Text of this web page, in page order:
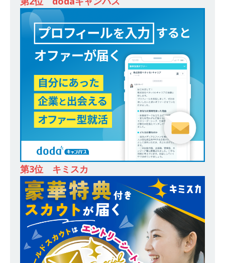
イシル
体育会積極採用企業
[ 2026年5月13日 ] 【 28卒 ｜ トップ企業内定の
登竜門!! 満足度98％のインターン 】 東京勤務・
転勤なし ｜ 文系IT未経験でもOK ｜ 新卒の3年以
内昇進率91％ ｜ IT社会の今まさに求められてい
るベンチャー企業 ｜ 新卒2年目で1,000万円越え
目指せる!! ｜ データX
体育会積極採用企業
[ 2026年5月13日 ]
【 28卒 ｜ 仕事の全容を知れ
るオープンカンパニー 】 大林グループ ｜ 全国規
模の重要施設の建設に携わるサブコン ｜ 環境保
全や脱炭素社会の実現にも貢献 ｜ 初任給28万
+各手当 ｜ 年間休日125日 ｜ オーク設備工業
体育会積極採用企業
[ 2026年5月13日 ]
【 28卒 ｜ 建築プロセスの一
第3位 キミスカ